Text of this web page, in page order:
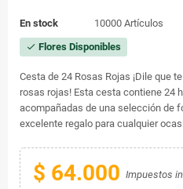
En stock 10000 Artículos
check Flores Disponibles
Cesta de 24 Rosas Rojas ¡Dile que
rosas rojas! Esta cesta contiene 24
acompañadas de una selección de
excelente regalo para cualquier
$ 64.000 Impuestos